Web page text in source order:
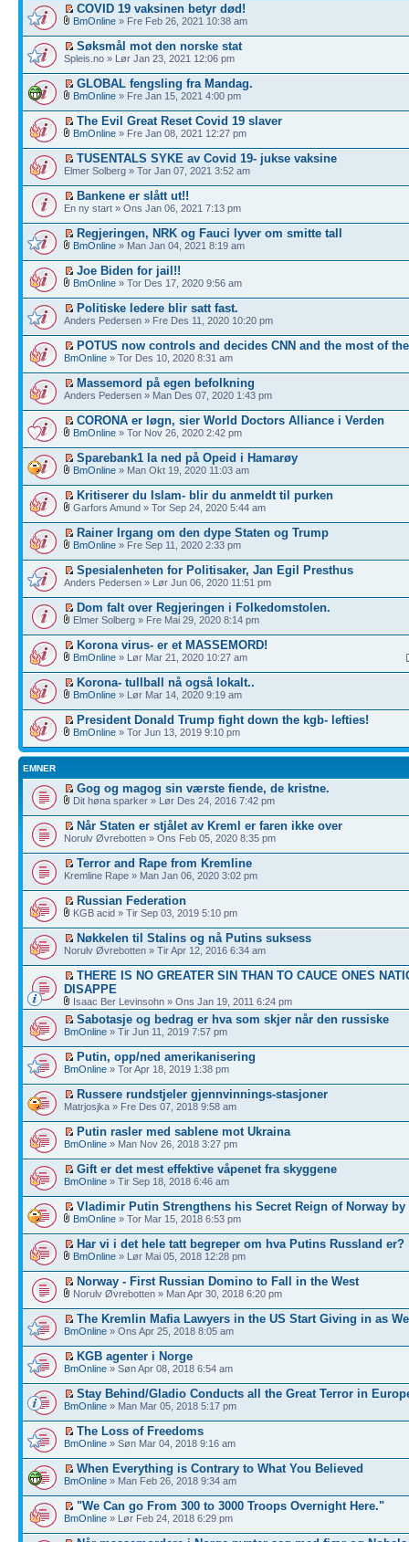
COVID 19 vaksinen betyr død!
BmOnline » Fre Feb 26, 2021 10:38 am
Søksmål mot den norske stat
Spleis.no » Lør Jan 23, 2021 12:06 pm
GLOBAL fengsling fra Mandag.
BmOnline » Fre Jan 15, 2021 4:00 pm
The Evil Great Reset Covid 19 slaver
BmOnline » Fre Jan 08, 2021 12:27 pm
TUSENTALS SYKE av Covid 19- jukse vaksine
Elmer Solberg » Tor Jan 07, 2021 3:52 am
Bankene er slått ut!!
En ny start » Ons Jan 06, 2021 7:13 pm
Regjeringen, NRK og Fauci lyver om smitte tall
BmOnline » Man Jan 04, 2021 8:19 am
Joe Biden for jail!!
BmOnline » Tor Des 17, 2020 9:56 am
Politiske ledere blir satt fast.
Anders Pedersen » Fre Des 11, 2020 10:20 pm
POTUS now controls and decides CNN and the most of
BmOnline » Tor Des 10, 2020 8:31 am
Massemord på egen befolkning
Anders Pedersen » Man Des 07, 2020 1:43 pm
CORONA er løgn, sier World Doctors Alliance i Verden
BmOnline » Tor Nov 26, 2020 2:42 pm
Sparebank1 la ned på Opeid i Hamarøy
BmOnline » Man Okt 19, 2020 11:03 am
Kritiserer du Islam- blir du anmeldt til purken
Garfors Amund » Tor Sep 24, 2020 5:44 am
Rainer Irgang om den dype Staten og Trump
BmOnline » Fre Sep 11, 2020 2:33 pm
Spesialenheten for Politisaker, Jan Egil Presthus
Anders Pedersen » Lør Jun 06, 2020 11:51 pm
Dom falt over Regjeringen i Folkedomstolen.
Elmer Solberg » Fre Mai 29, 2020 8:14 pm
Korona virus- er et MASSEMORD!
BmOnline » Lør Mar 21, 2020 10:27 am
Korona- tullball nå også lokalt..
BmOnline » Lør Mar 14, 2020 9:19 am
President Donald Trump fight down the kgb- lefties!
BmOnline » Tor Jun 13, 2019 9:10 pm
EMNER
Gog og magog sin værste fiende, de kristne.
Dit høna sparker » Lør Des 24, 2016 7:42 pm
Når Staten er stjålet av Kreml er faren ikke over
Norulv Øvrebotten » Ons Feb 05, 2020 8:35 pm
Terror and Rape from Kremline
Kremline Rape » Man Jan 06, 2020 3:02 pm
Russian Federation
KGB acid » Tir Sep 03, 2019 5:10 pm
Nøkkelen til Stalins og nå Putins suksess
Norulv Øvrebotten » Tir Apr 12, 2016 6:34 am
THERE IS NO GREATER SIN THAN TO CAUCE ONES
DISAPPE
Isaac Ber Levinsohn » Ons Jan 19, 2011 6:24 pm
Sabotasje og bedrag er hva som skjer når den russiske
BmOnline » Tir Jun 11, 2019 7:57 pm
Putin, opp/ned amerikanisering
BmOnline » Tor Apr 18, 2019 1:38 pm
Russere rundstjeler gjennvinnings-stasjoner
Matrjosjka » Fre Des 07, 2018 9:58 am
Putin rasler med sablene mot Ukraina
BmOnline » Man Nov 26, 2018 3:27 pm
Gift er det mest effektive våpenet fra skyggene
BmOnline » Tir Sep 18, 2018 6:46 am
Vladimir Putin Strengthens his Secret Reign of Norway by
BmOnline » Tor Mar 15, 2018 6:53 pm
Har vi i det hele tatt begreper om hva Putins Russland er?
BmOnline » Lør Mai 05, 2018 12:28 pm
Norway - First Russian Domino to Fall in the West
Norulv Øvrebotten » Man Apr 30, 2018 6:20 pm
The Kremlin Mafia Lawyers in the US Start Giving in as
BmOnline » Ons Apr 25, 2018 8:05 am
KGB agenter i Norge
BmOnline » Søn Apr 08, 2018 6:54 am
Stay Behind/Gladio Conducts all the Great Terror in
BmOnline » Man Mar 05, 2018 5:17 pm
The Loss of Freedoms
BmOnline » Søn Mar 04, 2018 9:16 am
When Everything is Contrary to What You Believed
BmOnline » Man Feb 26, 2018 9:34 am
"We Can go From 300 to 3000 Troops Overnight Here."
BmOnline » Lør Feb 24, 2018 6:29 pm